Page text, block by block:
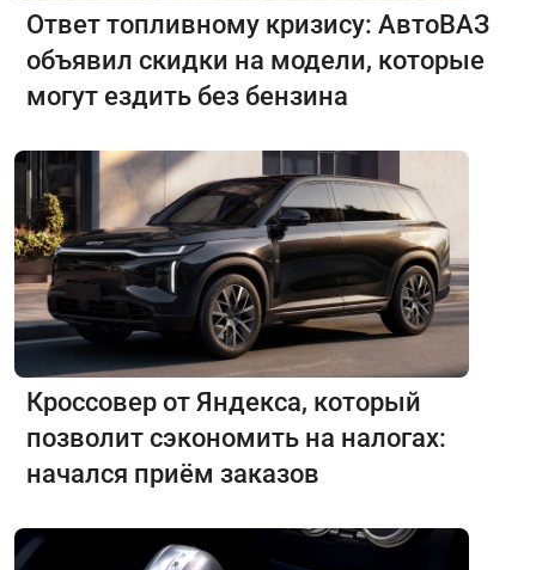
Ответ топливному кризису: АвтоВАЗ
объявил скидки на модели, которые
могут ездить без бензина
Кроссовер от Яндекса, который
позволит сэкономить на налогах:
начался приём заказов